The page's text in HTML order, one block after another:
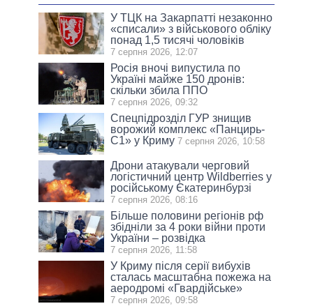
У ТЦК на Закарпатті незаконно
«списали» з військового обліку
понад 1,5 тисячі чоловіків
7 серпня 2026, 12:07
Росія вночі випустила по
Україні майже 150 дронів:
скільки збила ППО
7 серпня 2026, 09:32
Спецпідрозділ ГУР знищив
ворожий комплекс «Панцирь-
С1» у Криму 7 серпня 2026, 10:58
Дрони атакували черговий
логістичний центр Wildberries у
російському Єкатеринбурзі
7 серпня 2026, 08:16
Більше половини регіонів рф
збідніли за 4 роки війни проти
України – розвідка
7 серпня 2026, 11:58
У Криму після серії вибухів
сталась масштабна пожежа на
аеродромі «Гвардійське»
7 серпня 2026, 09:58